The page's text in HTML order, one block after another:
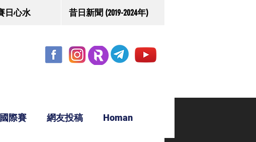
日心水 昔日新聞 (2019-2024年)
際賽 網友投稿 Homan